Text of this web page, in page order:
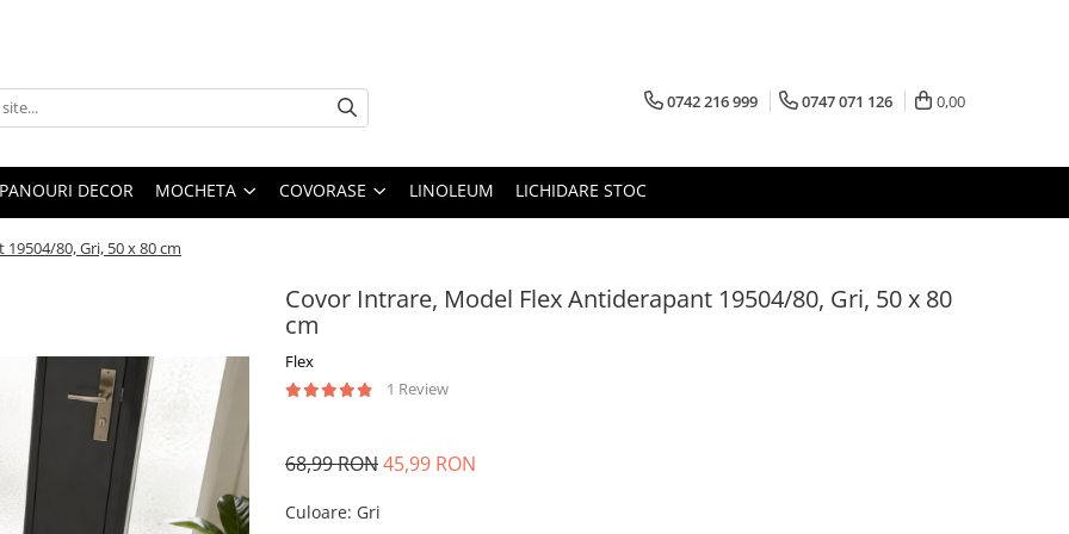
0742 216 999 0747 071 126 0,00
PANOURI DECOR MOCHETA COVORASE LINOLEUM LICHIDARE STOC
80, Gri, 50 x 80 cm
Covor Intrare, Model Flex Antiderapant 19504/80, Gri, 50 x 80
cm
Flex
1 Review
68,99 RON45,99 RON
Culoare: Gri